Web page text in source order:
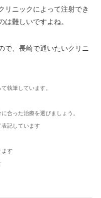
リニックによって注射でき
難しいですよね。
で、長崎で通いたいクリニ
執筆しています。
合った治療を選びましょう。
記しています
す